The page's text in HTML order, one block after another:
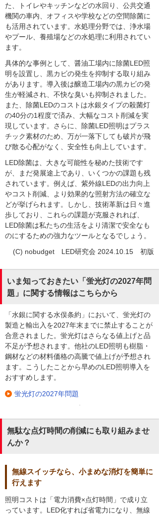
た、トイレやキッチンなどの水回り、公共交通
機関の車内、オフィスや学校などの空間除菌に
も活用されています。水処理分野では、浄水場
やプール、養殖場などの水処理に利用されてい
ます。
具体的な事例として、醤油工場内に除菌LED照
明を設置し、黒カビの発生を抑制する取り組み
があります。導入後は醸造工場内の黒カビの発
生が軽減され、不快な臭いも抑制されました。
また、除菌LEDのコストは水銀タイプの殺菌灯
の40分の1程度で済み、大幅なコスト削減を実
現しています。さらに、除菌LED照明はプラス
チック素材のため、万が一落下しても破片が飛
び散る心配がなく、安全性も向上しています。
LED除菌は、大きな可能性を秘めた技術です
が、まだ発展途上であり、いくつかの課題も残
されています。例えば、紫外線LEDの出力向上
やコスト削減、より効果的な照射方法の確立な
どが挙げられます。しかし、技術革新は日々進
歩しており、これらの課題が克服されれば、
LED除菌は私たちの生活をより清潔で安全なも
のにするための強力なツールとなるでしょう。
(C) nobudget LED研究会 2024.10.15 初版
いま知っておきたい「蛍光灯の2027年問
題」に関する情報はこちらから
「水銀に関する水俣条約」において、蛍光灯の
製造と輸出入を2027年末までに禁止することが
合意されました。蛍光灯はさらなる値上げと品
不足が予想されます。他社のLED照明も樹脂・
鋼材などの材料価格の高騰で値上げが予想され
ます。こうしたことから早めのLED照明導入を
おすすめします。
蛍光灯の2027年問題
無駄な点灯時間の削減にも取り組みませ
んか？
無線スイッチなら、小まめな消灯を簡単に
行えます
照明コストは「電力消費×点灯時間」で成り立
っています。LED化すれば省電力になり、無線